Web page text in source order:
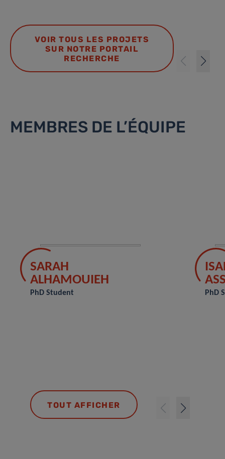
VOIR TOUS LES PROJETS
SUR NOTRE PORTAIL
RECHERCHE
MEMBRES DE L’ÉQUIPE
SARAH
ALHAMOUIEH
PhD Student PhD
TOUT AFFICHER